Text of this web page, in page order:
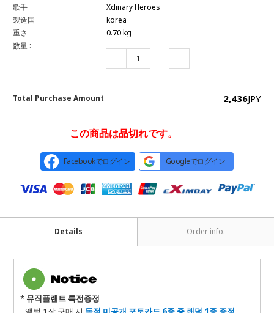
歌手
Xdinary Heroes
製造国
korea
重さ
0.70 kg
数量 :
Total Purchase Amount 2,436JPY
この商品は品切れです。
Facebookでログイン Googleでログイン
Details Order info.
* 뮤직플랜트 특전증정